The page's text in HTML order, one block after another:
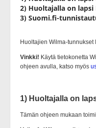
2) Huoltajalla on
3) Suomi.fi-